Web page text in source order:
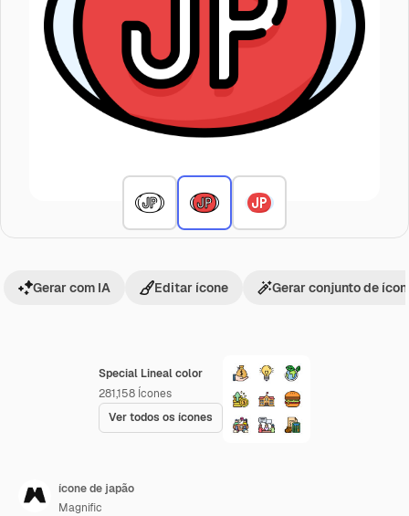
Special Lineal color
281,158 Ícones
Ver todos os ícones
Gerar com IA Editar ícone Gerar conjunto de
ícone de japão
Magnific